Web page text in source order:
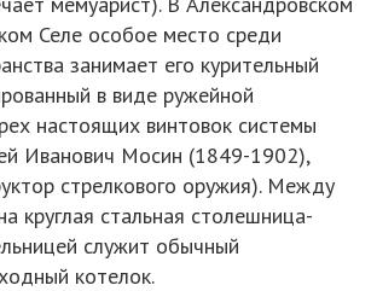
Селе особое место среди
занимает его курительный
в виде ружейной
настоящих винтовок системы
Иванович Мосин (1849-1902),
стрелкового оружия). Между
круглая стальная столешница-
служит обычный
котелок.